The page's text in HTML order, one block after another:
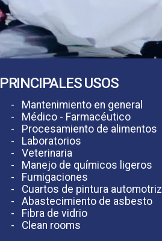
PRINCIPALES USOS
- Mantenimiento en general
- Médico - Farmacéutico
- Procesamiento de alimentos
- Laboratorios
- Veterinaria
- Manejo de químicos ligeros
- Fumigaciones
- Cuartos de pintura automotriz
- Abastecimiento de asbesto
- Fibra de vidrio
- Clean rooms